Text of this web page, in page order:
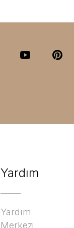
Yardım
Yardım
Merkezi